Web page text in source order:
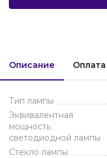
Описание
Тип лампы
Эквивалентная
мощность
светодиодной лампы
Стекло лампы